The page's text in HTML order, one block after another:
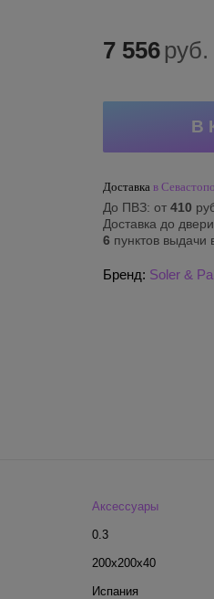
7 556 руб.
Доставка в
До ПВЗ: от 410
Доставка до
6 пунктов выдачи
Бренд: Soler &
Аксессуары
0.3
200x200x40
Испания